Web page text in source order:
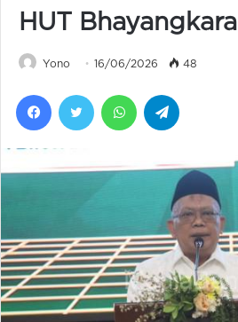
HUT Bhayangkara
Yono 16/06/2026 48
FacebookTwitter WhatsApp